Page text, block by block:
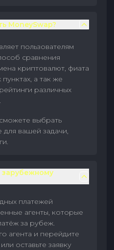
MoneySwap?
пользователям
сравнения
криптовалют, фиата
а так же
различных
выбрать
вашей задачи,
зарубежному
платежей
агенты, которые
за рубеж.
агента и перейдите
оставьте заявку